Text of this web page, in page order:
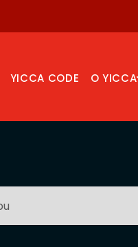
YICCA CODE O YICCA